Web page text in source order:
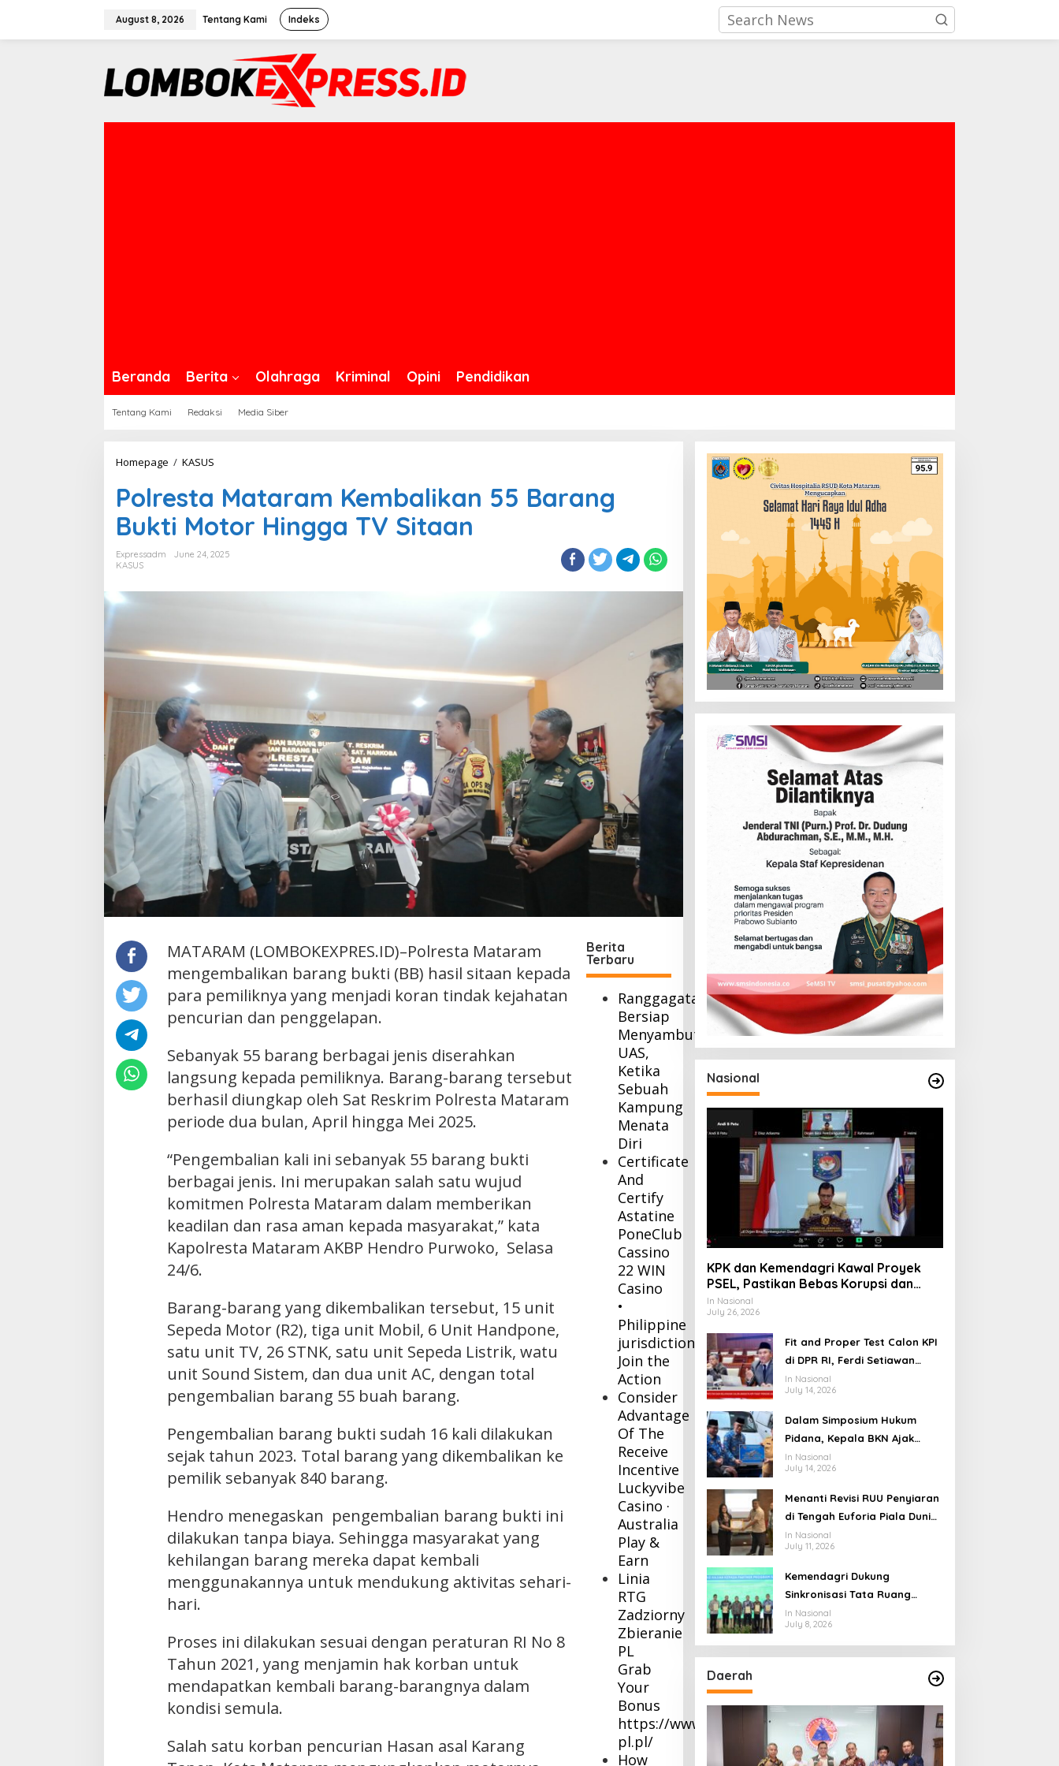
content
August 8, 2026 Tentang Kami Indeks
Beranda Berita Olahraga Kriminal Opini Pendidikan
Tentang Kami Redaksi Media Siber
Homepage / KASUS
Kembalikan
55
Barang
Bukti
Hingga
Polresta Mataram Kembalikan 55 Barang
Bukti Motor Hingga TV Sitaan
Expressadm
June 24, 2025
KASUS
MATARAM (LOMBOKEXPRES.ID)–Polresta Mataram
mengembalikan barang bukti (BB) hasil sitaan kepada
para pemiliknya yang menjadi koran tindak kejahatan
pencurian dan penggelapan.
Sebanyak 55 barang berbagai jenis diserahkan
langsung kepada pemiliknya. Barang-barang tersebut
berhasil diungkap oleh Sat Reskrim Polresta Mataram
periode dua bulan, April hingga Mei 2025.
“Pengembalian kali ini sebanyak 55 barang bukti
berbagai jenis. Ini merupakan salah satu wujud
komitmen Polresta Mataram dalam memberikan
keadilan dan rasa aman kepada masyarakat,” kata
Kapolresta Mataram AKBP Hendro Purwoko, Selasa
24/6.
Barang-barang yang dikembalikan tersebut, 15 unit
Sepeda Motor (R2), tiga unit Mobil, 6 Unit Handpone,
satu unit TV, 26 STNK, satu unit Sepeda Listrik, watu
unit Sound Sistem, dan dua unit AC, dengan total
pengembalian barang 55 buah barang.
Pengembalian barang bukti sudah 16 kali dilakukan
sejak tahun 2023. Total barang yang dikembalikan ke
pemilik sebanyak 840 barang.
Hendro menegaskan pengembalian barang bukti ini
dilakukan tanpa biaya. Sehingga masyarakat yang
kehilangan barang mereka dapat kembali
menggunakannya untuk mendukung aktivitas sehari-
hari.
Proses ini dilakukan sesuai dengan peraturan RI No 8
Tahun 2021, yang menjamin hak korban untuk
mendapatkan kembali barang-barangnya dalam
kondisi semula.
Salah satu korban pencurian Hasan asal Karang
Berita
Terbaru
Ranggagata
Bersiap
Menyambut
UAS,
Ketika
Sebuah
Kampung
Menata
Diri
Certificate
And
Certify
Astatine
PoneClub
Cassino
22 WIN
Casino
•
Philippine
jurisdiction
Join the
Action
Consider
Advantage
Of The
Receive
Incentive
Luckyvibe
Casino ·
Australia
Play &
Earn
Linia
RTG
Zadziorny
Zbieranie
PL
Grab
Your
Bonus
https://www.pelicankasyno-
pl.pl/
How
Nasional
KPK dan Kemendagri Kawal Proyek
PSEL, Pastikan Bebas Korupsi dan
Gunakan Teknologi Ramah
Lingkungan
In Nasional
July 26, 2026
Fit and Proper Test Calon KPI
di DPR RI, Ferdi Setiawan
Jelaskan Gagasan
Transformasi Menuju
Ekosistem Penyiaran yang
Adaptif
In Nasional
July 14, 2026
Dalam Simposium Hukum
Pidana, Kepala BKN Ajak
Akademisi Jadi Mitra
Pencegahan Tindak Pidana di
Birokrasi
In Nasional
July 14, 2026
Menanti Revisi RUU Penyiaran
di Tengah Euforia Piala Dunia
2026, Akademisi: Jangan
Terus Jadi “Messi dan
Ronaldo” Legislasi
In Nasional
July 11, 2026
Kemendagri Dukung
Sinkronisasi Tata Ruang
Perbatasan RI-Malaysia di
Segmen Sinapad-Sesai
In Nasional
July 8, 2026
Daerah